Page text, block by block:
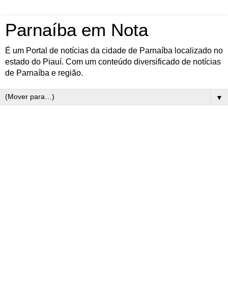
Parnaíba em Nota
É um Portal de notícias da cidade de Parnaíba localizado no
estado do Piauí. Com um conteúdo diversificado de notícias
de Parnaíba e região.
▼